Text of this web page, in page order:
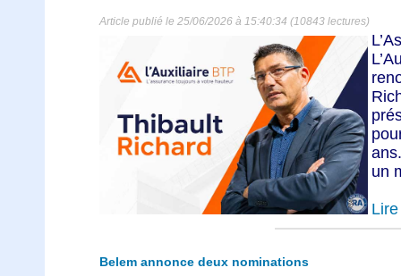
Article publié le 25/06/2026 à 15:40:34 (10843 lectures)
un
Belem annonce deux nominations